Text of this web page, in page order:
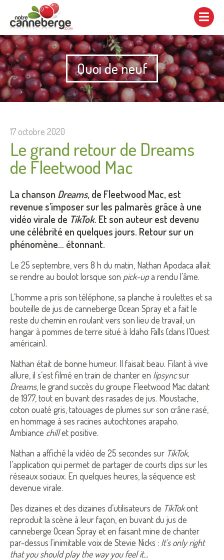
Afficher/cacher
navigation
Quoi de neuf
17 octobre 2020
Le grand retour de Dreams
de Fleetwood Mac
La chanson Dreams, de Fleetwood Mac, est
revenue s’imposer sur les palmarès grâce à une
vidéo virale de TikTok. Et son auteur est devenu
une célébrité en quelques jours. Retour sur un
phénomène… étonnant.
Le 25 septembre, vers 8 h du matin, Nathan Apodaca allait
se rendre au boulot lorsque son pick-upa rendu l’âme.
L’homme a pris son téléphone, sa planche à roulettes et sa
bouteille de jus de canneberge Ocean Spray et a fait le
reste du chemin en roulant vers son lieu de travail, un
hangar à pommes de terre situé à Idaho Falls (dans l’Ouest
américain).
Nathan était de bonne humeur. Il faisait beau. Filant à vive
allure, il s’est filmé en train de chanter en lipsyncsur
Dreams, le grand succès du groupe Fleetwood Mac datant
de 1977, tout en buvant des rasades de jus. Moustache,
coton ouaté gris, tatouages de plumes sur son crâne rasé,
en hommage à ses racines autochtones arapaho.
Ambiance chillet positive.
Nathan a affiché la vidéo de 25 secondes sur TikTok,
l’application qui permet de partager de courts clips sur les
réseaux sociaux. En quelques heures, la séquence est
devenue virale.
Des dizaines et des dizaines d’utilisateurs de TikTokont
reproduit la scène à leur façon, en buvant du jus de
canneberge Ocean Spray et en faisant mine de chanter
par-dessus l’inimitable voix de Stevie Nicks : It’s only right
that you should play the way you feel it…